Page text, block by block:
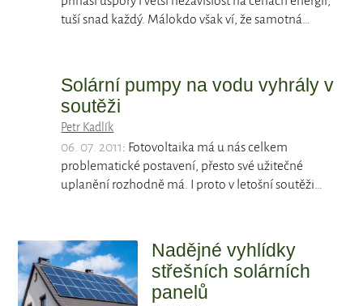
tuší snad každý. Málokdo však ví, že samotná…
Solární pumpy na vodu vyhrály v
soutěži
Petr Kadlík
06. 07. 2011: Fotovoltaika má u nás celkem
problematické postavení, přesto své užitečné
uplanění rozhodně má. I proto v letošní soutěži…
Nadějné vyhlídky
střešních solárních
panelů